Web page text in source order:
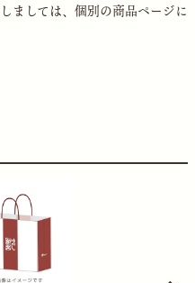
ましては、個別の商品ページに